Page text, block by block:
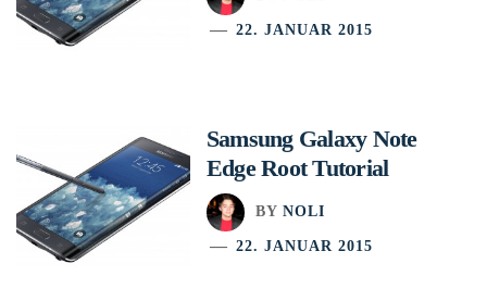
22. JANUAR 2015
Samsung Galaxy Note
Edge Root Tutorial
BY NOLI
22. JANUAR 2015